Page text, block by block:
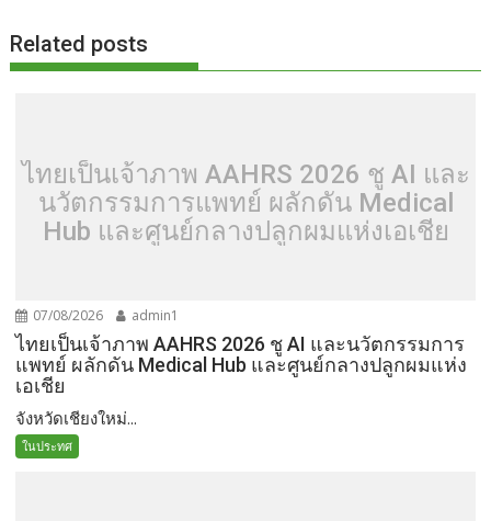
Related posts
ไทยเป็นเจ้าภาพ AAHRS 2026 ชู AI และ
นวัตกรรมการแพทย์ ผลักดัน Medical
Hub และศูนย์กลางปลูกผมแห่งเอเชีย
07/08/2026 admin1
ไทยเป็นเจ้าภาพ AAHRS 2026 ชู AI และนวัตกรรมการ
แพทย์ ผลักดัน Medical Hub และศูนย์กลางปลูกผมแห่ง
เอเชีย
จังหวัดเชียงใหม่...
ในประทศ